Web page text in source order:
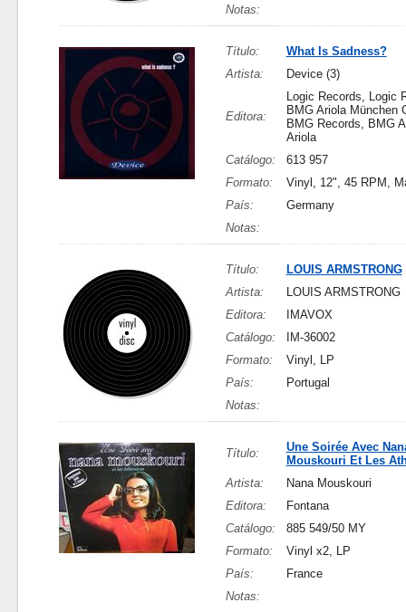
Notas:
Título:
What Is Sadness?
Artista:
Device (3)
Editora:
Logic Records, Logic
BMG Ariola München
BMG Records, BMG
Ariola
Catálogo:
613 957
Formato:
Vinyl, 12", 45 RPM,
País:
Germany
Notas:
Título:
LOUIS ARMSTRONG
Artista:
LOUIS ARMSTRONG
Editora:
IMAVOX
Catálogo:
IM-36002
Formato:
Vinyl, LP
País:
Portugal
Notas:
Título:
Une Soirée Avec
Mouskouri Et Les
Artista:
Nana Mouskouri
Editora:
Fontana
Catálogo:
885 549/50 MY
Formato:
Vinyl x2, LP
País:
France
Notas: